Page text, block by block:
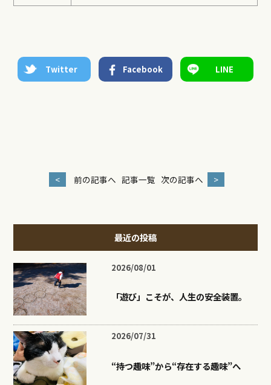
Twitter Facebook LINE
< 前の記事へ 記事一覧 次の記事へ >
最近の投稿
2026/08/01
「遊び」こそが、人生の安全装置。
2026/07/31
“持つ趣味”から“存在する趣味”へ